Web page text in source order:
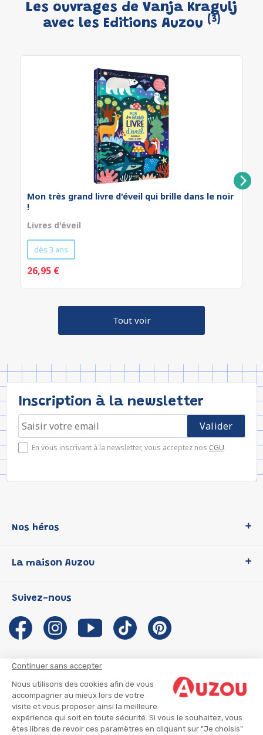
Continuer sans accepter
Nous utilisons des cookies afin de vous
accompagner au mieux lors de votre
visite et vous proposer ainsi la meilleure
expérience qui soit en toute sécurité. Si vous le souhaitez, vous
êtes libres de revoir ces paramètres en cliquant sur "Je choisis"
Les ouvrages de Vanja Kragulj
avec les Editions Auzou (3)
Mon très grand livre d'éveil qui brille dans le noir
!
Livres d'éveil
dès 3 ans
26,95 €
Tout voir
Inscription à la newsletter
En vous inscrivant à la newsletter, vous acceptez nos CGU.
Nos héros
P'tit Loup
Les Influenceuses
Migali
Petite Taupe
La maison Auzou
Notre histoire
Auzou s'engage
Auteurs et illustrateurs Auzou
Suivre mon colis
Infos consommateur
Suivez-nous
CGU
CGV
Mentions légales